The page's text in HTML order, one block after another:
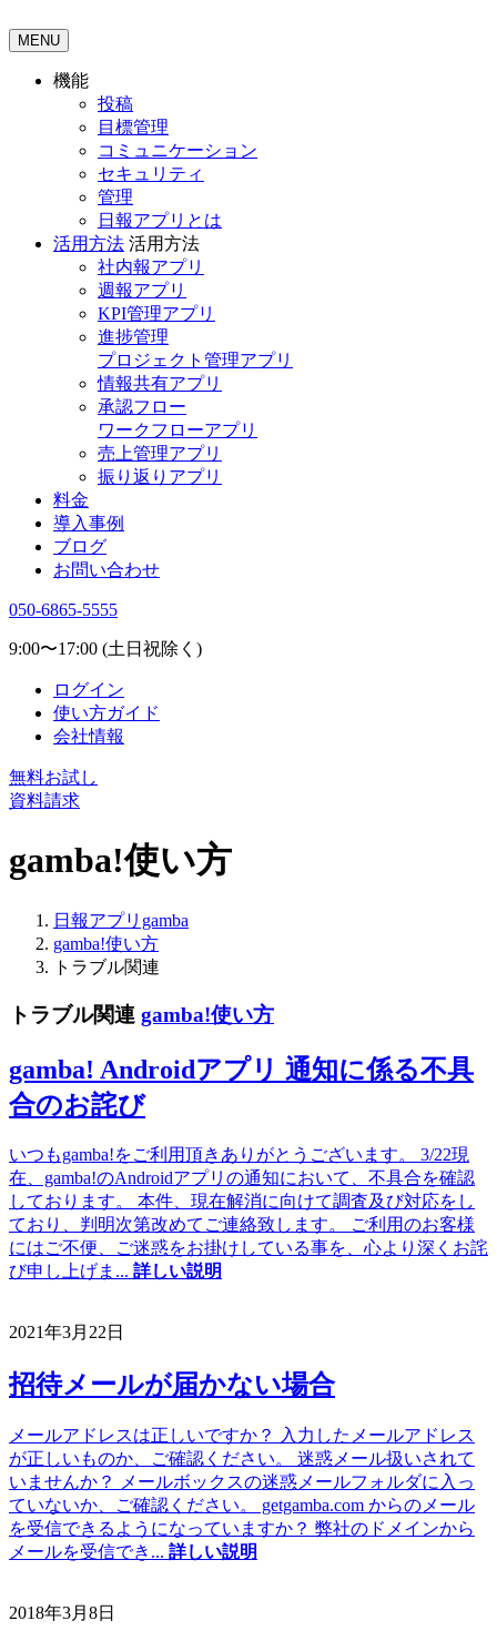
MENU
機能
投稿
目標管理
コミュニケーション
セキュリティ
管理
日報アプリとは
活用方法 活用方法
社内報アプリ
週報アプリ
KPI管理アプリ
進捗管理
プロジェクト管理アプリ
情報共有アプリ
承認フロー
ワークフローアプリ
売上管理アプリ
振り返りアプリ
料金
導入事例
ブログ
お問い合わせ
050-6865-5555
9:00〜17:00 (土日祝除く)
ログイン
使い方ガイド
会社情報
無料お試し
資料請求
gamba!使い方
日報アプリgamba
gamba!使い方
トラブル関連
トラブル関連 gamba!使い方
gamba! Androidアプリ 通知に係る不具
合のお詫び
いつもgamba!をご利用頂きありがとうございます。 3/22現
在、gamba!のAndroidアプリの通知において、不具合を確認
しております。 本件、現在解消に向けて調査及び対応をし
ており、判明次第改めてご連絡致します。 ご利用のお客様
にはご不便、ご迷惑をお掛けしている事を、心より深くお詫
び申し上げま ... 詳しい説明
2021年3月22日
招待メールが届かない場合
メールアドレスは正しいですか？ 入力したメールアドレス
が正しいものか、ご確認ください。 迷惑メール扱いされて
いませんか？ メールボックスの迷惑メールフォルダに入っ
ていないか、ご確認ください。 getgamba.com からのメール
を受信できるようになっていますか？ 弊社のドメインから
メールを受信でき ... 詳しい説明
2018年3月8日